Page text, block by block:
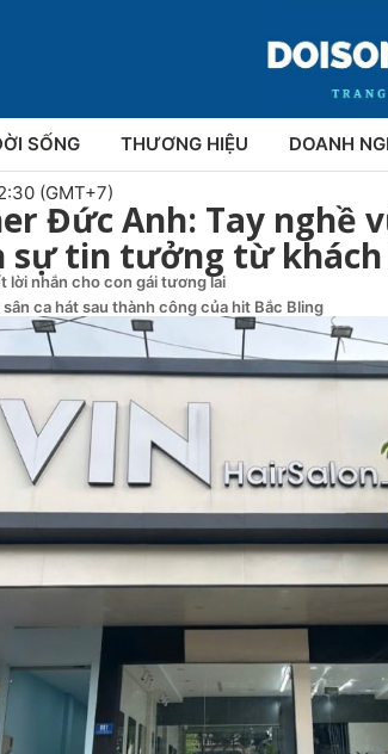
SỐNG THƯƠNG HIỆU DOANH
(GMT+7)
Đức Anh: Tay nghề
sự tin tưởng từ khách
lời nhắn cho con gái tương lai
ca hát sau thành công của hit Bắc Bling